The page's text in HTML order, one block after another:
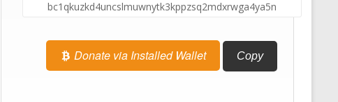
Donate via Installed Wallet Copy